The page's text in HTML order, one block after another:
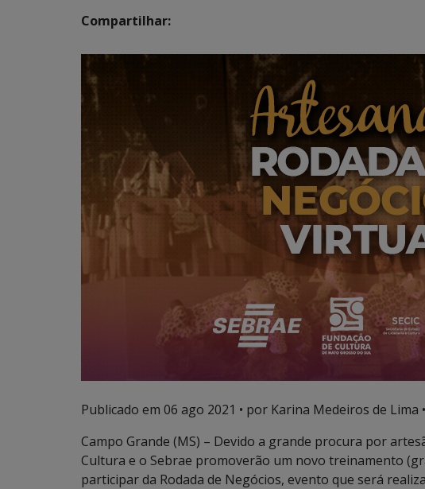
Compartilhar:
Publicado em 06 ago 2021 • por Karina Medeiros de Lima •
Campo Grande (MS) – Devido a grande procura por
Cultura e o Sebrae promoverão um novo treinamento
participar da Rodada de Negócios, evento que será